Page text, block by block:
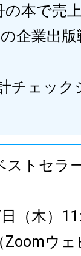
の本で売
企業出
チェック
ストセラ
（木）
ウェ